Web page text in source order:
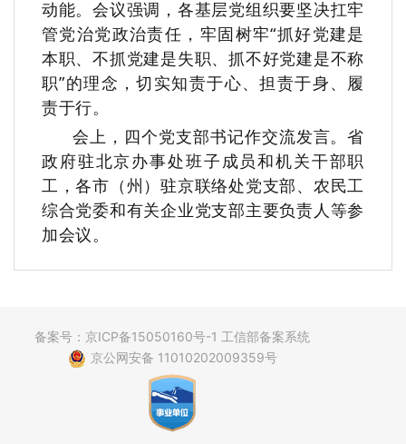
动能。会议强调，各基层党组织要坚决扛牢
管党治党政治责任，牢固树牢“抓好党建是
本职、不抓党建是失职、抓不好党建是不称
职”的理念，切实知责于心、担责于身、履
责于行。
会上，四个党支部书记作交流发言。省
政府驻北京办事处班子成员和机关干部职
工，各市（州）驻京联络处党支部、农民工
综合党委和有关企业党支部主要负责人等参
加会议。
备案号：京ICP备15050160号-1 工信部备案系统
京公网安备 11010202009359号